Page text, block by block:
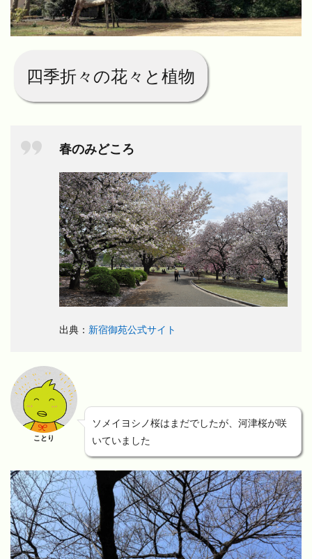
四季折々の花々と植物
春のみどころ
出典： 新宿御苑公式サイト
ことり
ソメイヨシノ桜はまだでしたが、河津桜が咲
いていました